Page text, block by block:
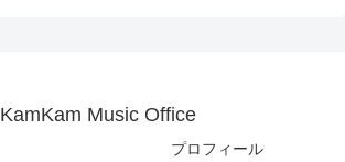
KamKam Music Office
プロフィール